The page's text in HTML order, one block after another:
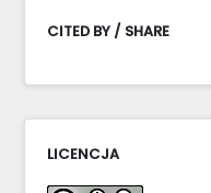
CITED BY / SHARE
LICENCJA